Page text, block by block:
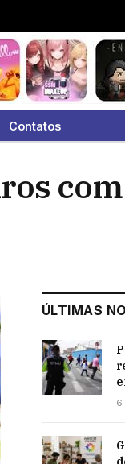
Contatos
com
ÚLTIMAS
6